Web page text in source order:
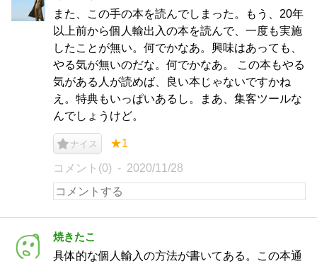
また、この手の本を読んでしまった。もう、20年
以上前から個人輸出入の本を読んで、一度も実施
したことが無い。何でかなあ。興味はあっても、
やる気が無いのだな。何でかなあ。 この本もやる
気がある人が読めば、良い本じゃないですかね
え。特典もいっぱいあるし。まあ、集客ツールな
んでしょうけど。
ナイス ★1
コメント(0) 2020/11/28
焼きたこ
具体的な個人輸入の方法が書いてある。この本通